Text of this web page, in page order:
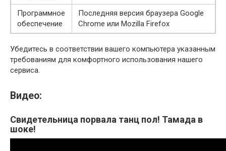
Программное
обеспечение
Последняя версия браузера Google
Chrome или Mozilla Firefox
Убедитесь в соответствии вашего компьютера указанным
требованиям для комфортного использования нашего
сервиса.
Видео:
Свидетельница порвала танц пол! Тамада в
шоке!